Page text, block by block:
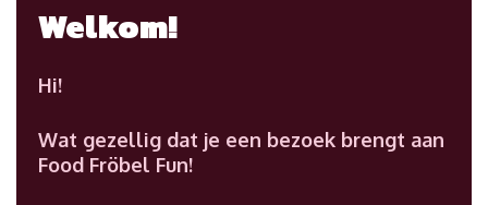
Welkom!
Hi!
Wat gezellig dat je een bezoek brengt aan
Food Fröbel Fun!